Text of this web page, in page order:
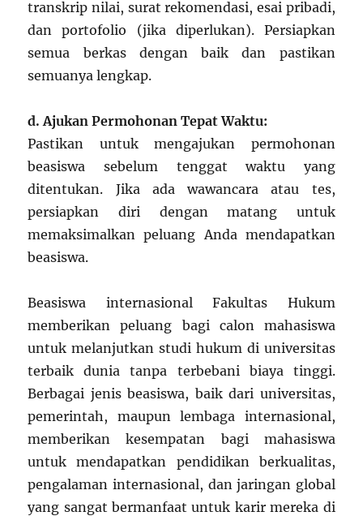
transkrip nilai, surat rekomendasi, esai pribadi,
dan portofolio (jika diperlukan). Persiapkan
semua berkas dengan baik dan pastikan
semuanya lengkap.
d. Ajukan Permohonan Tepat Waktu:
Pastikan untuk mengajukan permohonan
beasiswa sebelum tenggat waktu yang
ditentukan. Jika ada wawancara atau tes,
persiapkan diri dengan matang untuk
memaksimalkan peluang Anda mendapatkan
beasiswa.
Beasiswa internasional Fakultas Hukum
memberikan peluang bagi calon mahasiswa
untuk melanjutkan studi hukum di universitas
terbaik dunia tanpa terbebani biaya tinggi.
Berbagai jenis beasiswa, baik dari universitas,
pemerintah, maupun lembaga internasional,
memberikan kesempatan bagi mahasiswa
untuk mendapatkan pendidikan berkualitas,
pengalaman internasional, dan jaringan global
yang sangat bermanfaat untuk karir mereka di